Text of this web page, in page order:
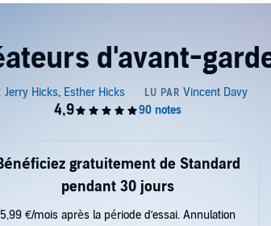
d'avant-
gratuitement de Standard
pendant 30 jours
5,99 €/mois après la période d’essai. Annulation